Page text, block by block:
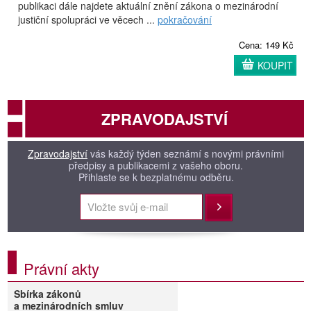
publikaci dále najdete aktuální znění zákona o mezinárodní
justiční spolupráci ve věcech ... pokračování
Cena: 149 Kč
KOUPIT
ZPRAVODAJSTVÍ
Zpravodajství vás každý týden seznámí s novými právními
předpisy a publikacemi z vašeho oboru.
Přihlaste se k bezplatnému odběru.
Přihlásit
Právní akty
Sbírka zákonů
a mezinárodních smluv